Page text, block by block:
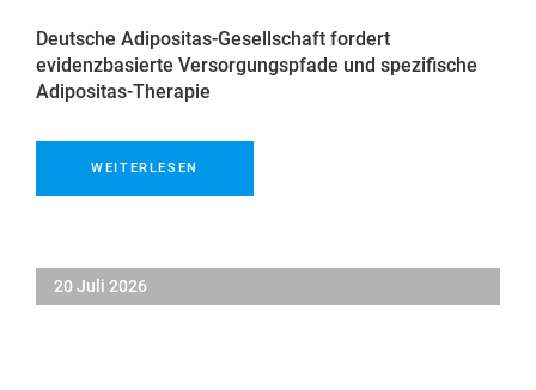
Deutsche Adipositas-Gesellschaft fordert
evidenzbasierte Versorgungspfade und spezifische
Adipositas-Therapie
WEITERLESEN
20 Juli 2026